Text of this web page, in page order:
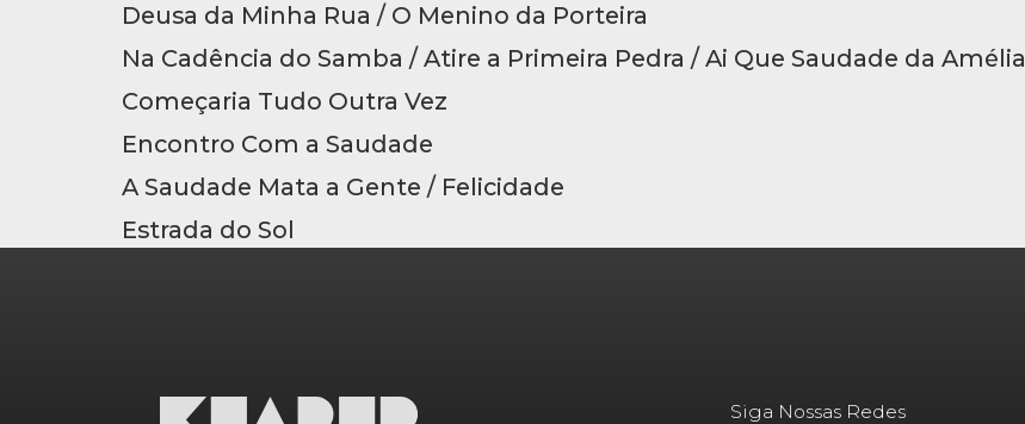
Deusa da Minha Rua / O Menino da Porteira
Na Cadência do Samba / Atire a Primeira Pedra / Ai Que Saudade da Amélia
Começaria Tudo Outra Vez
Encontro Com a Saudade
A Saudade Mata a Gente / Felicidade
Estrada do Sol
Siga Nossas Redes